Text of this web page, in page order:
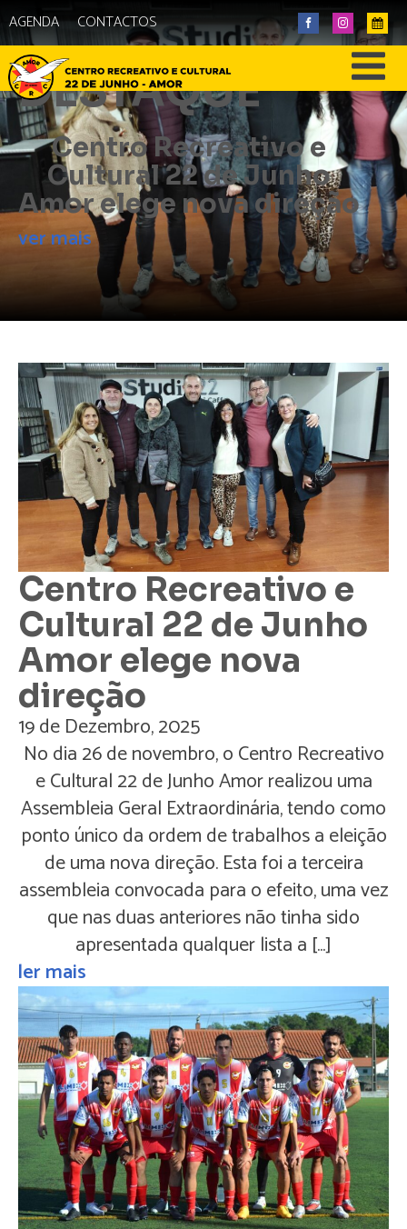
AGENDA CONTACTOS
DESTAQUE
Centro Recreativo e
Cultural 22 de Junho
Amor elege nova direção
ver mais
Centro Recreativo e
Cultural 22 de Junho
Amor elege nova
direção
19 de Dezembro, 2025
No dia 26 de novembro, o Centro Recreativo
e Cultural 22 de Junho Amor realizou uma
Assembleia Geral Extraordinária, tendo como
ponto único da ordem de trabalhos a eleição
de uma nova direção. Esta foi a terceira
assembleia convocada para o efeito, uma vez
que nas duas anteriores não tinha sido
apresentada qualquer lista a […]
ler mais